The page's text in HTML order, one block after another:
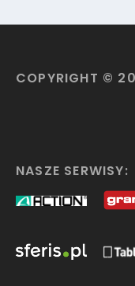
COPYRIGHT ©
NASZE SERWISY: